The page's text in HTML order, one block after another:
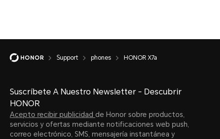
Support phones HONOR X7a
Suscríbete A Nuestro Newsletter - Descubrir
HONOR
Acepto recibir publicidad de Honor sobre productos,
servicios y ofertas mediante notificaciones web push,
correo electrónico, SMS, mensajería instantánea y